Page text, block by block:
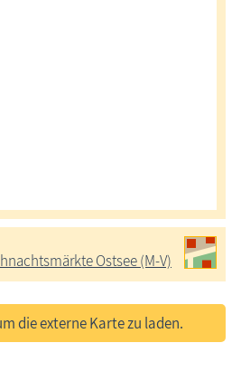
Ostsee (M-V)
die externe Karte zu laden.